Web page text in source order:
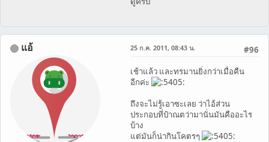
แอ้ #96
25 ก.ค. 2011, 08:43 น.
เช้าแล้ว และทรมานยิ่งกว่าเมื่อคืน
อีกค่ะ
ถึงจะไม่รู้เอาซะเลย ว่าไอ้ส่วน
ประกอบที่ป๋าณตว่ามานั่นมันคืออะไร
บ้าง
แต่มันก็น่ากินโคตรๆ